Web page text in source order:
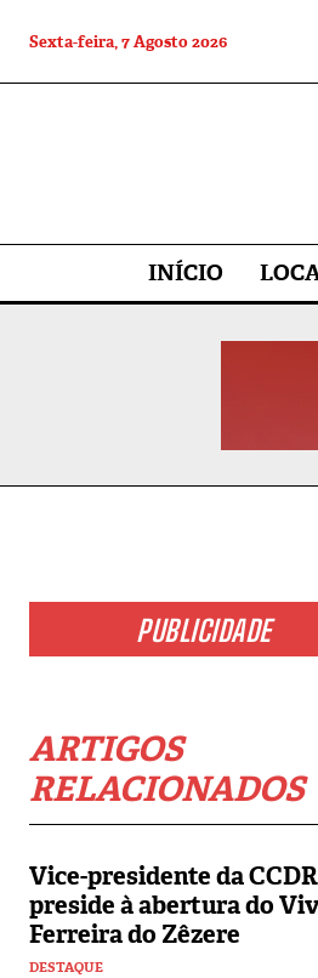
Sexta-feira, 7 Agosto 2026
INÍCIO
PUBLICIDADE
ARTIGOS
RELACIONADOS
Vice-presidente da
preside à abertura do
Ferreira do Zêzere
DESTAQUE